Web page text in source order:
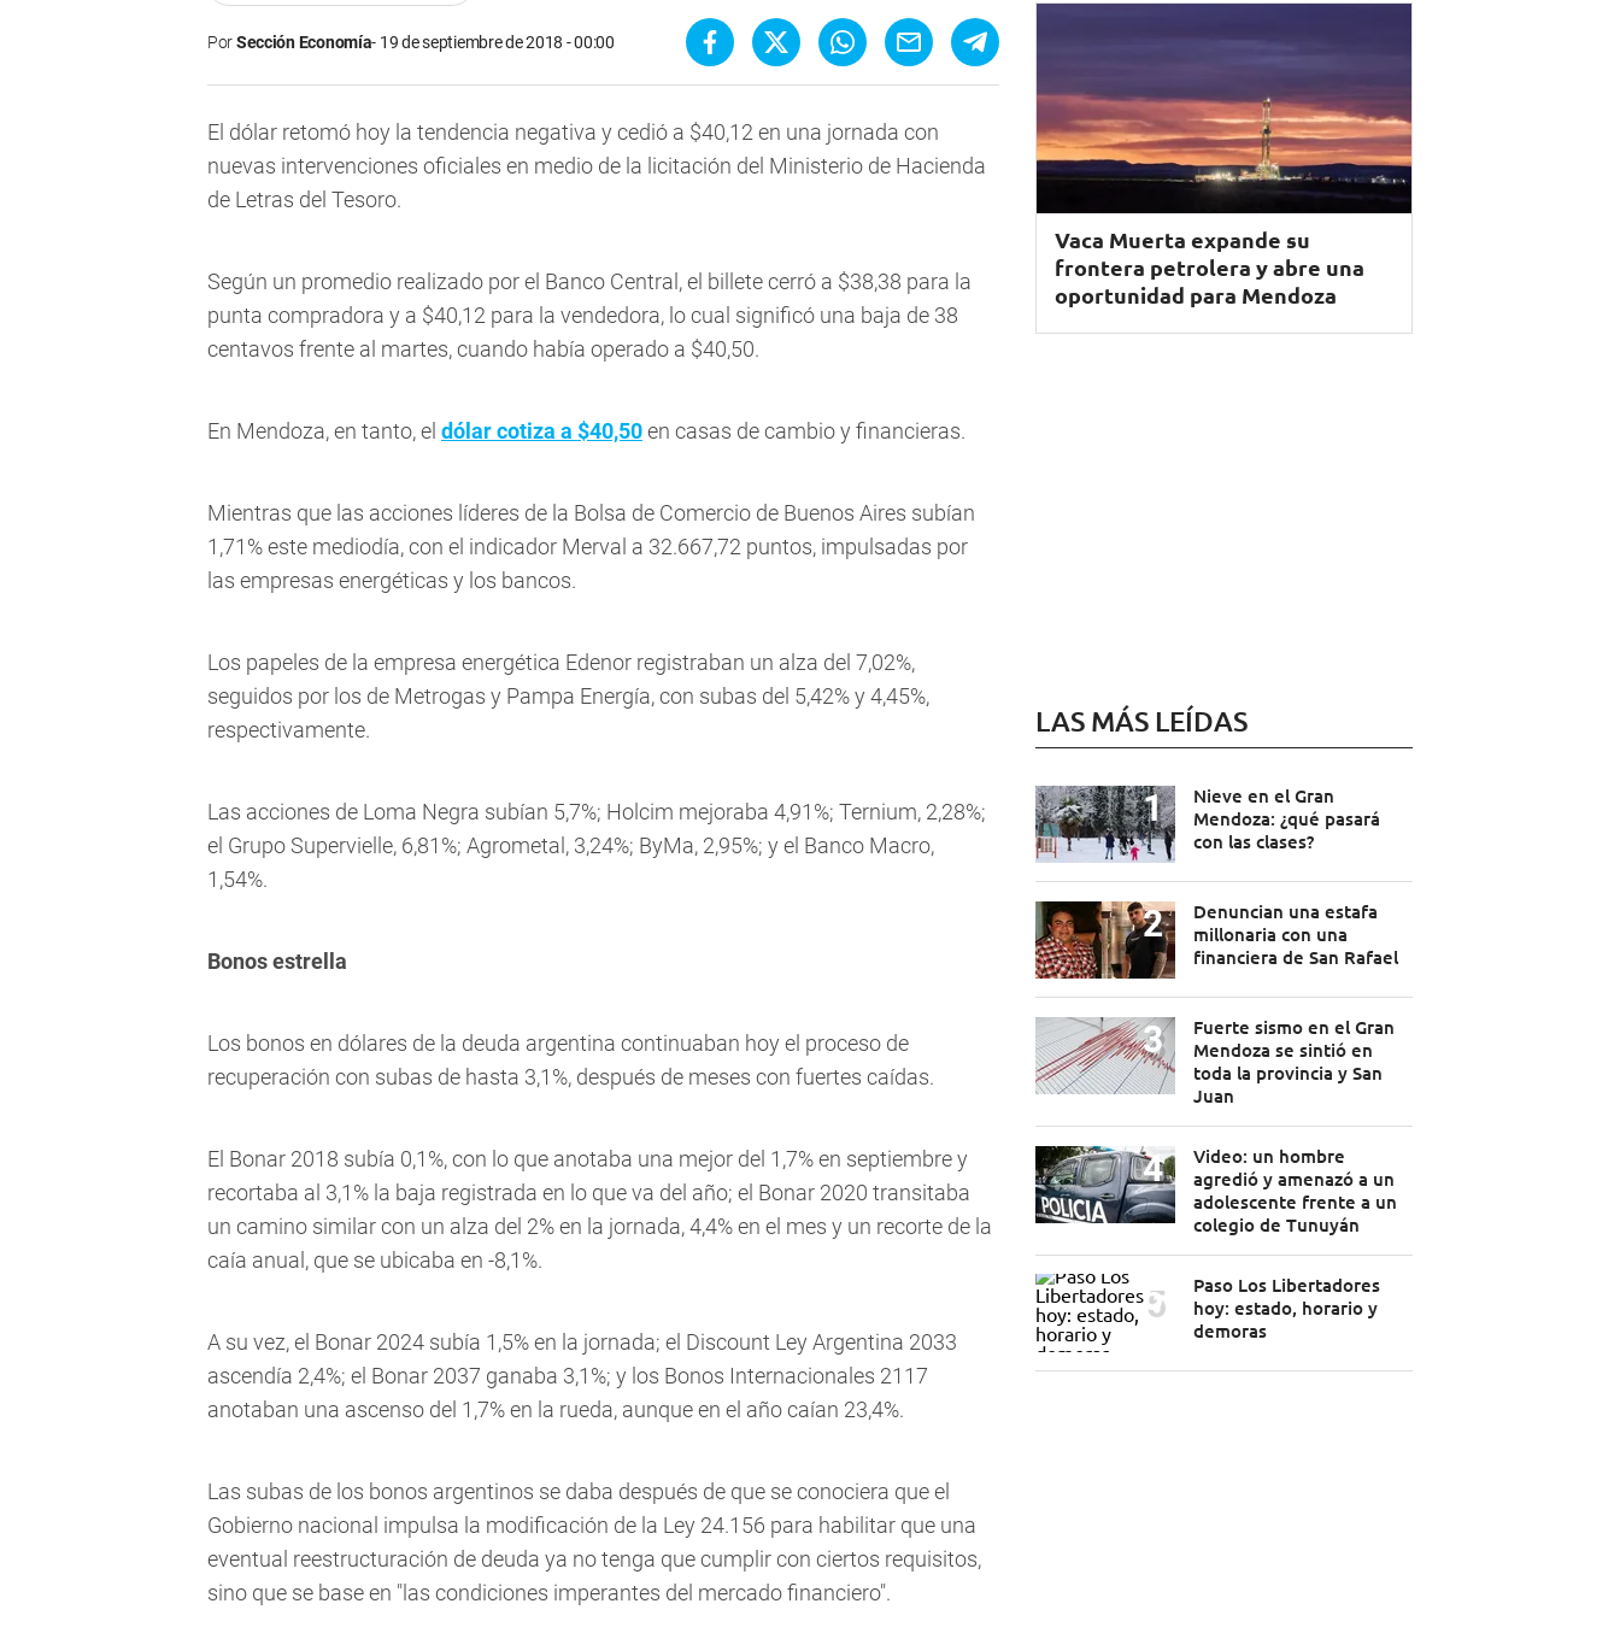
PorSección Economía 19 de septiembre de 2018 - 00:00
El dólar retomó hoy la tendencia negativa y cedió a $40,12 en una jornada con
nuevas intervenciones oficiales en medio de la licitación del Ministerio de Hacienda
de Letras del Tesoro.
Según un promedio realizado por el Banco Central, el billete cerró a $38,38 para la
punta compradora y a $40,12 para la vendedora, lo cual significó una baja de 38
centavos frente al martes, cuando había operado a $40,50.
En Mendoza, en tanto, el dólar cotiza a $40,50en casas de cambio y financieras.
Mientras que las acciones líderes de la Bolsa de Comercio de Buenos Aires subían
1,71% este mediodía, con el indicador Merval a 32.667,72 puntos, impulsadas por
las empresas energéticas y los bancos.
Los papeles de la empresa energética Edenor registraban un alza del 7,02%,
seguidos por los de Metrogas y Pampa Energía, con subas del 5,42% y 4,45%,
respectivamente.
Las acciones de Loma Negra subían 5,7%; Holcim mejoraba 4,91%; Ternium, 2,28%;
el Grupo Supervielle, 6,81%; Agrometal, 3,24%; ByMa, 2,95%; y el Banco Macro,
1,54%.
Bonos estrella
Los bonos en dólares de la deuda argentina continuaban hoy el proceso de
recuperación con subas de hasta 3,1%, después de meses con fuertes caídas.
El Bonar 2018 subía 0,1%, con lo que anotaba una mejor del 1,7% en septiembre y
recortaba al 3,1% la baja registrada en lo que va del año; el Bonar 2020 transitaba
un camino similar con un alza del 2% en la jornada, 4,4% en el mes y un recorte de la
caía anual, que se ubicaba en -8,1%.
A su vez, el Bonar 2024 subía 1,5% en la jornada; el Discount Ley Argentina 2033
ascendía 2,4%; el Bonar 2037 ganaba 3,1%; y los Bonos Internacionales 2117
anotaban una ascenso del 1,7% en la rueda, aunque en el año caían 23,4%.
Las subas de los bonos argentinos se daba después de que se conociera que el
Gobierno nacional impulsa la modificación de la Ley 24.156 para habilitar que una
eventual reestructuración de deuda ya no tenga que cumplir con ciertos requisitos,
sino que se base en "las condiciones imperantes del mercado financiero".
Vaca Muerta expande su
frontera petrolera y abre una
oportunidad para Mendoza
LAS MÁS LEÍDAS
Nieve en el Gran
Mendoza: ¿qué pasará
con las clases?
Denuncian una estafa
millonaria con una
financiera de San Rafael
Fuerte sismo en el Gran
Mendoza se sintió en
toda la provincia y San
Juan
Video: un hombre
agredió y amenazó a un
adolescente frente a un
colegio de Tunuyán
Paso Los Libertadores
hoy: estado, horario y
demoras